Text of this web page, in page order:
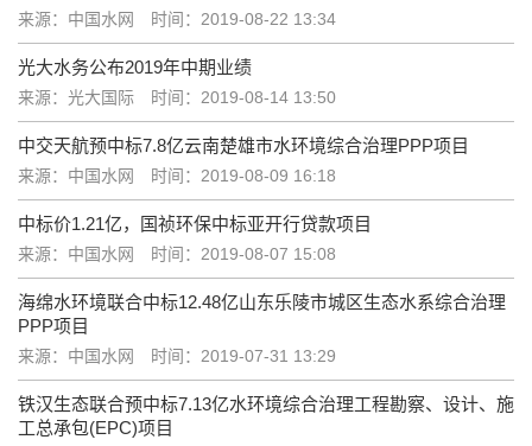
来源：中国水网 时间：2019-08-22 13:34
光大水务公布2019年中期业绩
来源：光大国际 时间：2019-08-14 13:50
中交天航预中标7.8亿云南楚雄市水环境综合治理PPP项目
来源：中国水网 时间：2019-08-09 16:18
中标价1.21亿，国祯环保中标亚开行贷款项目
来源：中国水网 时间：2019-08-07 15:08
海绵水环境联合中标12.48亿山东乐陵市城区生态水系综合治理
PPP项目
来源：中国水网 时间：2019-07-31 13:29
铁汉生态联合预中标7.13亿水环境综合治理工程勘察、设计、施
工总承包(EPC)项目